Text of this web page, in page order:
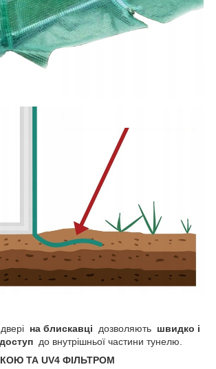
двері на блискавці дозволяють швидко і
до внутрішньої частини тунелю.
ТА UV4 ФІЛЬТРОМ